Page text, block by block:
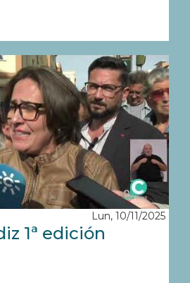
Lun, 10/11/2025
1ª edición